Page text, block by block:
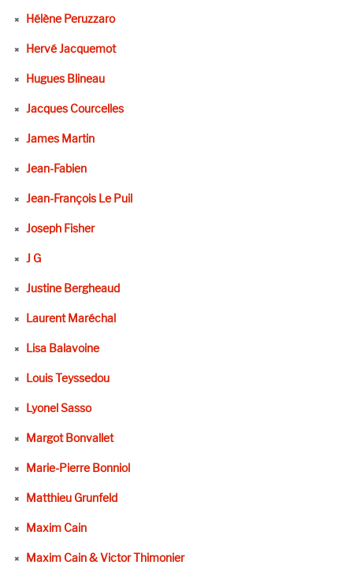
Hélène Peruzzaro
Hervé Jacquemot
Hugues Blineau
Jacques Courcelles
James Martin
Jean-Fabien
Jean-François Le Puil
Joseph Fisher
J G
Justine Bergheaud
Laurent Maréchal
Lisa Balavoine
Louis Teyssedou
Lyonel Sasso
Margot Bonvallet
Marie-Pierre Bonniol
Matthieu Grunfeld
Maxim Cain
Maxim Cain & Victor Thimonier